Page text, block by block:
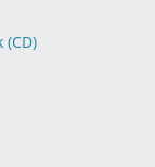
(CD)